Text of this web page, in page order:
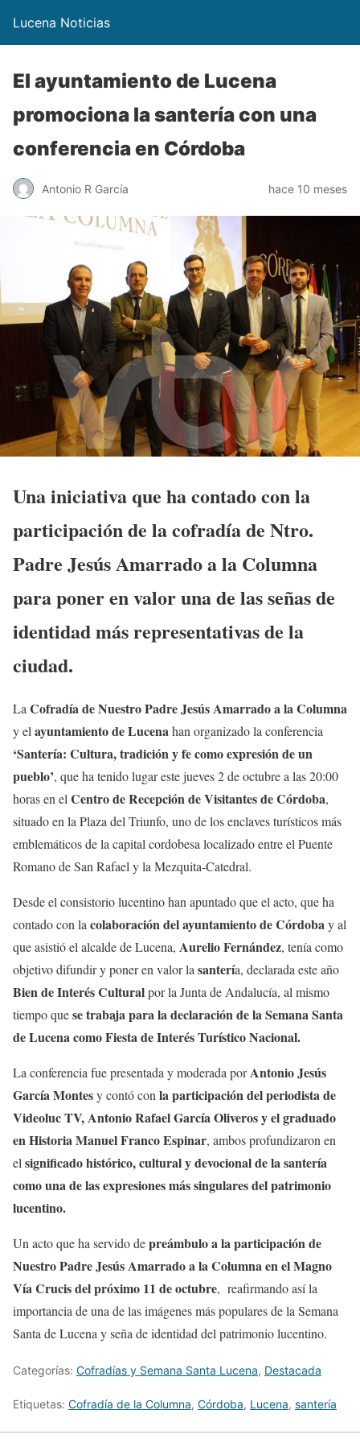
Lucena Noticias
El ayuntamiento de Lucena
promociona la santería con una
conferencia en Córdoba
Antonio R García hace 10 meses
Una iniciativa que ha contado con la
participación de la cofradía de Ntro.
Padre Jesús Amarrado a la Columna
para poner en valor una de las señas de
identidad más representativas de la
ciudad.
LaCofradía de Nuestro Padre Jesús Amarrado a la Columna
y elayuntamiento de Lucenahan organizado la conferencia
‘Santería: Cultura, tradición y fe como expresión de un
pueblo’, que ha tenido lugar este jueves 2 de octubre a las 20:00
horas en elCentro de Recepción de Visitantes de Córdoba,
situado en la Plaza del Triunfo, uno de los enclaves turísticos más
emblemáticos de la capital cordobesa localizado entre el Puente
Romano de San Rafael y la Mezquita-Catedral.
Desde el consistorio lucentino han apuntado que el acto, que ha
contado con lacolaboración del ayuntamiento de Córdobay al
que asistió el alcalde de Lucena, Aurelio Fernández, tenía como
objetivo difundir y poner en valor lasantería, declarada este año
Bien de Interés Culturalpor la Junta de Andalucía, al mismo
tiempo quese trabaja para la declaración de la Semana Santa
de Lucena como Fiesta de Interés Turístico Nacional.
La conferencia fue presentada y moderada porAntonio Jesús
García Montesy contó conla participación del periodista de
Videoluc TV, Antonio Rafael García Oliveros y el graduado
en Historia Manuel Franco Espinar, ambos profundizaron en
elsignificado histórico, cultural y devocional de la santería
como una de las expresiones más singulares del patrimonio
lucentino.
Un acto que ha servido depreámbulo a la participación de
Nuestro Padre Jesús Amarrado a la Columna en el Magno
Vía Crucis del próximo 11 de octubre, reafirmando así la
importancia de una de las imágenes más populares de la Semana
Santa de Lucena y seña de identidad del patrimonio lucentino.
Categorías: Cofradías y Semana Santa Lucena, Destacada
Etiquetas: Cofradía de la Columna, Córdoba, Lucena, santería